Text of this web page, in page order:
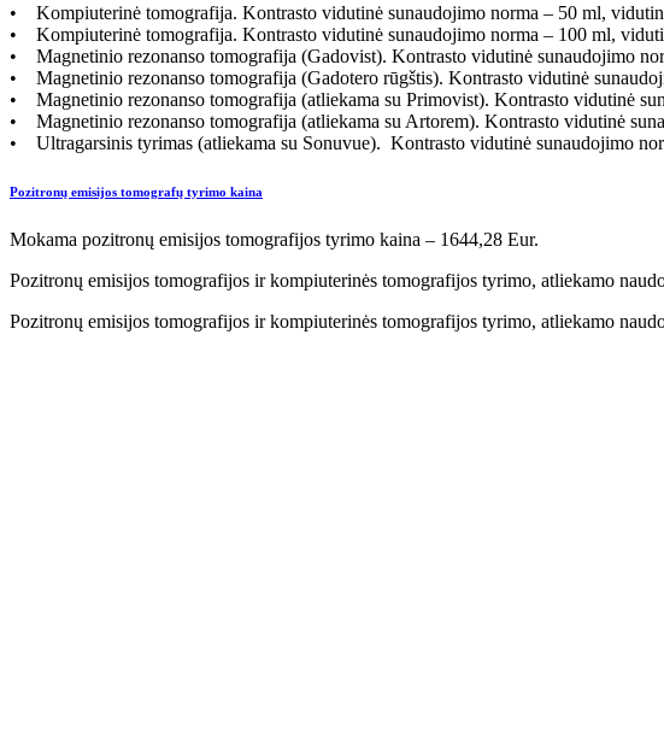
• Kompiuterinė tomografija. Kontrasto vidutinė sunaudojimo norma – 50 ml,
• Kompiuterinė tomografija. Kontrasto vidutinė sunaudojimo norma – 100 ml,
• Magnetinio rezonanso tomografija (Gadovist). Kontrasto vidutinė sunaudojimo
• Magnetinio rezonanso tomografija (Gadotero rūgštis). Kontrasto vidutinė
• Magnetinio rezonanso tomografija (atliekama su Primovist). Kontrasto vidutinė
• Magnetinio rezonanso tomografija (atliekama su Artorem). Kontrasto vidutinė
• Ultragarsinis tyrimas (atliekama su Sonuvue). Kontrasto vidutinė sunaudojimo
Pozitronų emisijos tomografų tyrimo kaina
Mokama pozitronų emisijos tomografijos tyrimo kaina – 1644,28 Eur.
Pozitronų emisijos tomografijos ir kompiuterinės tomografijos tyrimo, atliekamo
Pozitronų emisijos tomografijos ir kompiuterinės tomografijos tyrimo, atliekamo